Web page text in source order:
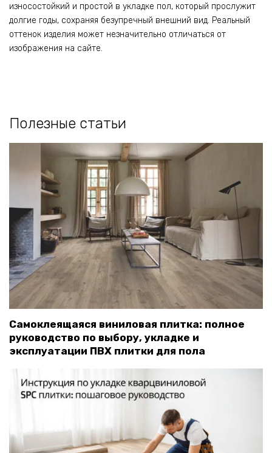
износостойкий и простой в укладке пол, который прослужит
долгие годы, сохраняя безупречный внешний вид. Реальный
оттенок изделия может незначительно отличаться от
изображения на сайте.
Полезные статьи
Самоклеящаяся виниловая плитка: полное
руководство по выбору, укладке и
эксплуатации ПВХ плитки для пола